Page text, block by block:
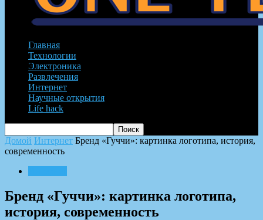
Главная
Технологии
Электроника
Развлечения
Интернет
Научные открытия
Life hack
Домой Интернет Бренд «Гуччи»: картинка логотипа, история,
современность
Бренд «Гуччи»: картинка логотипа,
история, современность